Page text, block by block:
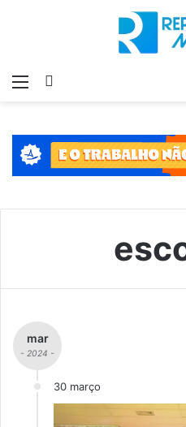
Menu
mar
- 2024 -
30 março